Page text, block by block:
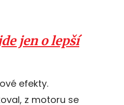
jen o lepší
efekty.
z motoru se